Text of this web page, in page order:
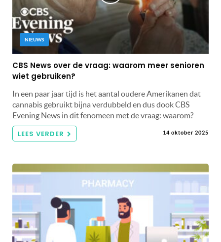
NIEUWS
CBS News over de vraag: waarom meer senioren
wiet gebruiken?
In een paar jaar tijd is het aantal oudere Amerikanen dat
cannabis gebruikt bijna verdubbeld en dus dook CBS
Evening News in dit fenomeen met de vraag: waarom?
LEES VERDER 14 oktober 2025